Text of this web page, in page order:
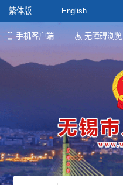
繁体版 English
手机客户端 无障碍浏览